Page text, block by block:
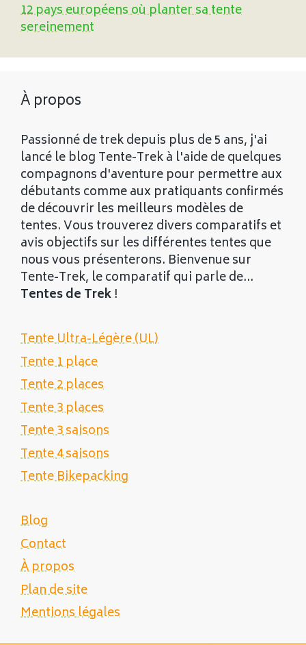
12 pays européens où planter sa tente
sereinement
À propos
Passionné de trek depuis plus de 5 ans, j'ai
lancé le blog Tente-Trek à l'aide de quelques
compagnons d'aventure pour permettre aux
débutants comme aux pratiquants confirmés
de découvrir les meilleurs modèles de
tentes. Vous trouverez divers comparatifs et
avis objectifs sur les différentes tentes que
nous vous présenterons. Bienvenue sur
Tente-Trek, le comparatif qui parle de...
Tentes de Trek !
Tente Ultra-Légère (UL)
Tente 1 place
Tente 2 places
Tente 3 places
Tente 3 saisons
Tente 4 saisons
Tente Bikepacking
Blog
Contact
À propos
Plan de site
Mentions légales